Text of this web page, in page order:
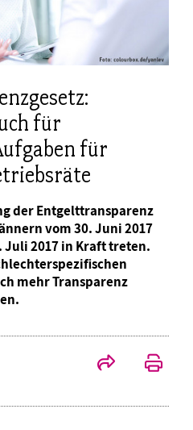
für
für
der Entgelttransparenz
vom 30. Juni 2017
Juli 2017 in Kraft treten.
mehr Transparenz